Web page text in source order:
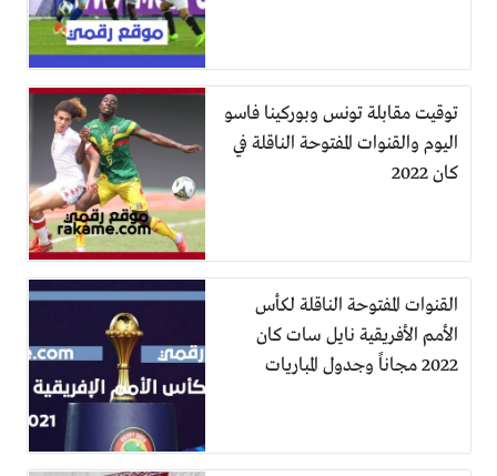
توقيت مقابلة تونس وبوركينا فاسو
اليوم والقنوات المفتوحة الناقلة في
كان 2022
القنوات المفتوحة الناقلة لكأس
الأمم الأفريقية نايل سات كان
2022 مجاناً وجدول المباريات